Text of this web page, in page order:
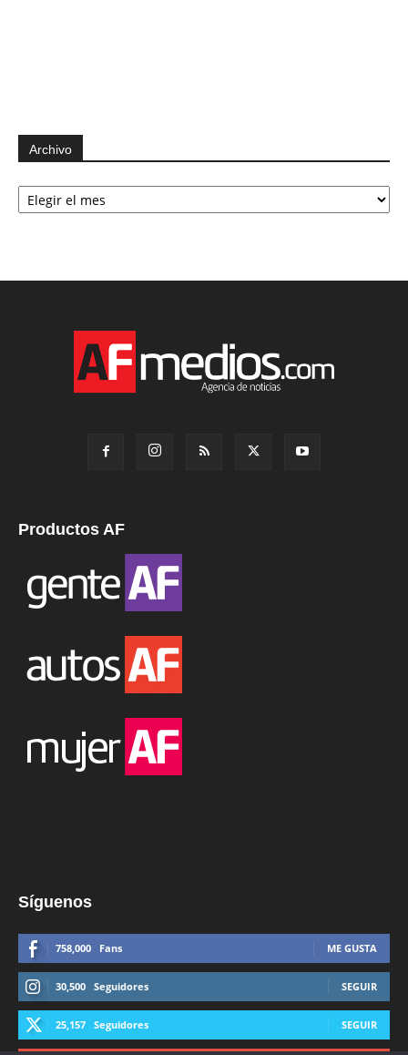
Archivo
Archivo
Productos AF
Síguenos
758,000 Fans ME GUSTA
30,500 Seguidores SEGUIR
25,157 Seguidores SEGUIR